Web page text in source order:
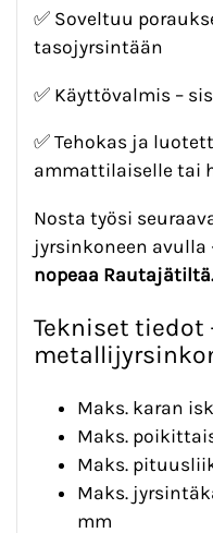
✅ Soveltuu
tasojyrsintään
✅ Käyttövalmis –
✅ Tehokas ja
ammattilaiselle tai
Nosta työsi
jyrsinkoneen avulla
nopeaa Rautajätiltä.
Tekniset tiedot
Maks. karan
Maks.
Maks.
Maks.
mm